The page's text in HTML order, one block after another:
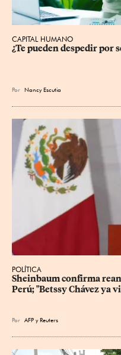
CAPITAL HUMANO
¿Te pueden despedir por
Por Nancy Escutia
POLÍTICA
Sheinbaum confirma
Perú; "Betssy Chávez ya
Por AFP yReuters